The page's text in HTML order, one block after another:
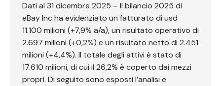
Dati al 31 dicembre 2025 – Il bilancio 2025 di
eBay Inc ha evidenziato un fatturato di usd
11.100 milioni (+7,9% a/a), un risultato operativo di
2.697 milioni (+0,2%) e un risultato netto di 2.451
milioni (+4,4%). Il totale degli attivi è stato di
17.610 milioni, di cui il 26,2% è coperto dai mezzi
propri. Di seguito sono esposti l’analisi e